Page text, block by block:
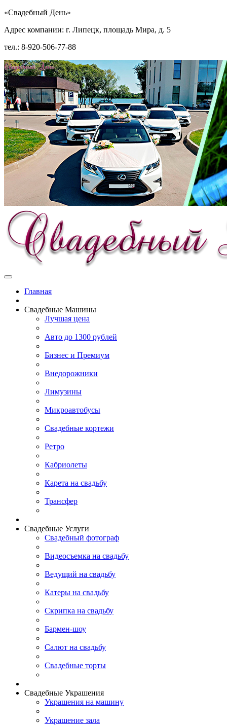
«Свадебный День»
Адрес компании: г. Липецк, площадь Мира, д. 5
тел.: 8-920-506-77-88
Главная
Свадебные Машины
Лучшая цена
Авто до 1300 рублей
Бизнес и Премиум
Внедорожники
Лимузины
Микроавтобусы
Свадебные кортежи
Ретро
Кабриолеты
Карета на свадьбу
Трансфер
Свадебные Услуги
Свадебный фотограф
Видеосъемка на свадьбу
Ведущий на свадьбу
Катеры на свадьбу
Скрипка на свадьбу
Бармен-шоу
Салют на свадьбу
Свадебные торты
Свадебные Украшения
Украшения на машину
Украшение зала